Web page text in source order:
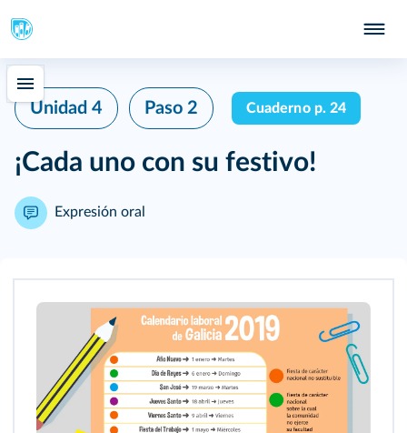
Unidad 4 Paso 2 Cuaderno p. 24
¡Cada uno con su festivo!
Expresión oral